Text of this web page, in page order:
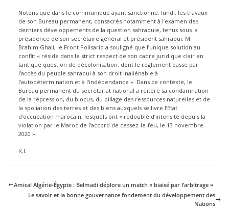
Notons que dans le communiqué ayant sanctionné, lundi, les travaux
de son Bureau permanent, consacrés notamment à l’examen des
derniers développements de la question sahraouie, tenus sous la
présidence de son secrétaire général et président sahraoui, M.
Brahim Ghali, le Front Polisario a souligné que l’unique solution au
conflit « réside dans le strict respect de son cadre juridique clair en
tant que question de décolonisation, dont le règlement passe par
l’accès du peuple sahraoui à son droit inaliénable à
l’autodétermination et à l’indépendance ». Dans ce contexte, le
Bureau permanent du secrétariat national a réitéré sa condamnation
de la répression, du blocus, du pillage des ressources naturelles et de
la spoliation des terres et des biens auxquels se livre l’Etat
d’occupation marocain, lesquels ont « redoublé d’intensité depuis la
violation par le Maroc de l’accord de cessez-le-feu, le 13 novembre
2020 ».
R.I.
Amical Algérie-Égypte : Belmadi déplore un match « biaisé par l’arbitrage »
Le savoir et la bonne gouvernance fondement du développement des
Nations